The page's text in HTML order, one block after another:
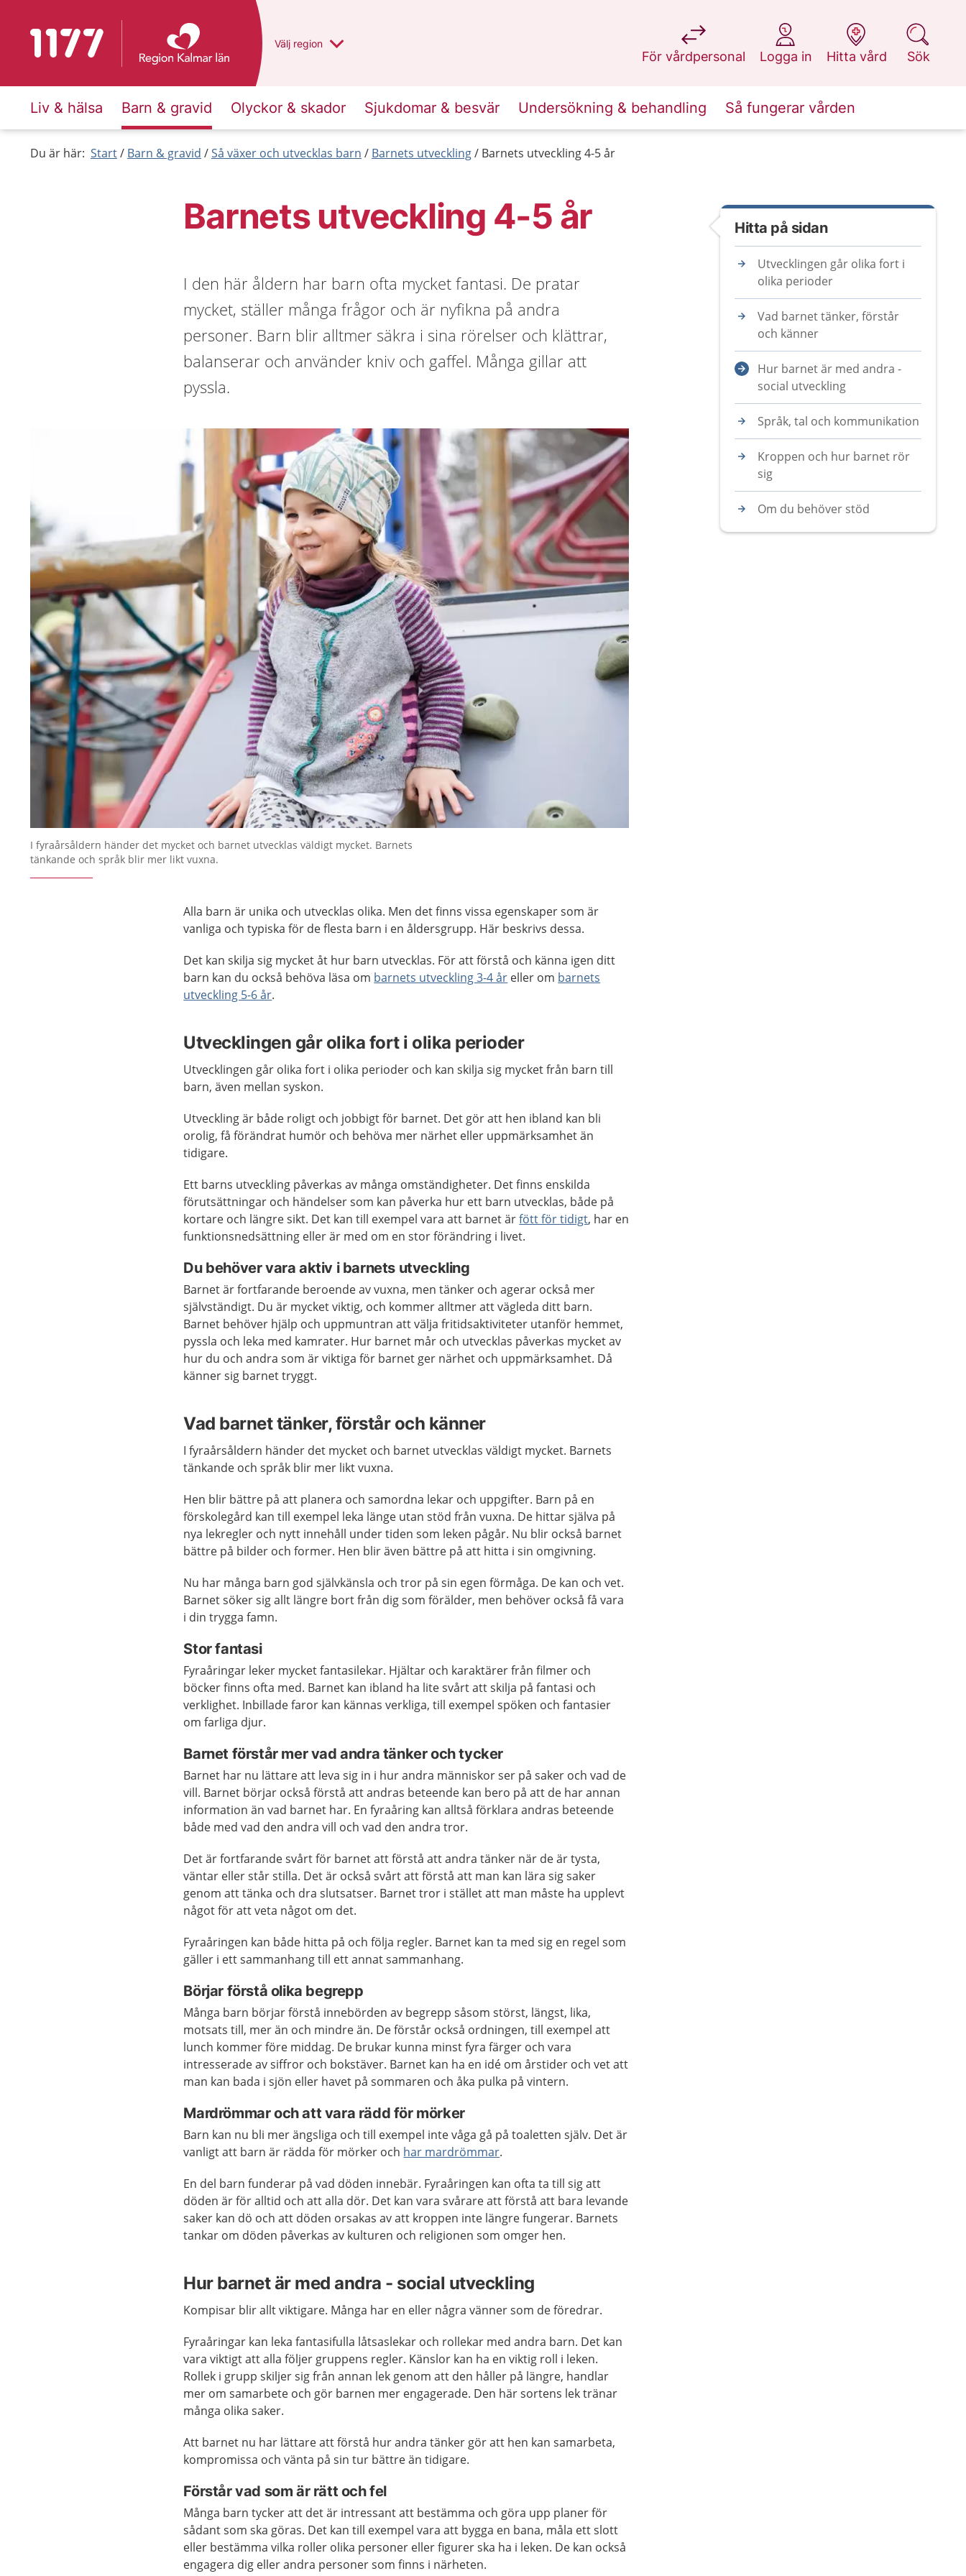
Till startsidan för 1177 Du har valt region
Välj en annan
region
För vårdpersonal
på 1177.se
Logga in
på 1177.se
Hitta vård
på 1177.se
Sök
på 1177.se
Liv & hälsa Barn & gravid Olyckor & skador Sjukdomar & besvär Undersökning & behandling Så fungerar vården
Du är här: Start Barn & gravid Så växer och utvecklas barn Barnets utveckling Barnets utveckling 4-5 år
Barnets utveckling 4-5 år
I den här åldern har barn ofta mycket fantasi. De pratar
mycket, ställer många frågor och är nyfikna på andra
personer. Barn blir alltmer säkra i sina rörelser och klättrar,
balanserar och använder kniv och gaffel. Många gillar att
pyssla.
I fyraårsåldern händer det mycket och barnet utvecklas väldigt mycket. Barnets
tänkande och språk blir mer likt vuxna.
Alla barn är unika och utvecklas olika. Men det finns vissa egenskaper som är
vanliga och typiska för de flesta barn i en åldersgrupp. Här beskrivs dessa.
Det kan skilja sig mycket åt hur barn utvecklas. För att förstå och känna igen ditt
barn kan du också behöva läsa om barnets utveckling 3-4 år eller om barnets
utveckling 5-6 år.
Utvecklingen går olika fort i olika perioder
Utvecklingen går olika fort i olika perioder och kan skilja sig mycket från barn till
barn, även mellan syskon.
Utveckling är både roligt och jobbigt för barnet. Det gör att hen ibland kan bli
orolig, få förändrat humör och behöva mer närhet eller uppmärksamhet än
tidigare.
Ett barns utveckling påverkas av många omständigheter. Det finns enskilda
förutsättningar och händelser som kan påverka hur ett barn utvecklas, både på
kortare och längre sikt. Det kan till exempel vara att barnet ärfött för tidigt, har en
funktionsnedsättning eller är med om en stor förändring i livet.
Du behöver vara aktiv i barnets utveckling
Barnet är fortfarande beroende av vuxna, men tänker och agerar också mer
självständigt. Du är mycket viktig, och kommer alltmer att vägleda ditt barn.
Barnet behöver hjälp och uppmuntran att välja fritidsaktiviteter utanför hemmet,
pyssla och leka med kamrater. Hur barnet mår och utvecklas påverkas mycket av
hur du och andra som är viktiga för barnet ger närhet och uppmärksamhet. Då
känner sig barnet tryggt.
Vad barnet tänker, förstår och känner
I fyraårsåldern händer det mycket och barnet utvecklas väldigt mycket. Barnets
tänkande och språk blir mer likt vuxna.
Hen blir bättre på att planera och samordna lekar och uppgifter. Barn på en
förskolegård kan till exempel leka länge utan stöd från vuxna. De hittar själva på
nya lekregler och nytt innehåll under tiden som leken pågår. Nu blir också barnet
bättre på bilder och former. Hen blir även bättre på att hitta i sin omgivning.
Nu har många barn god självkänsla och tror på sin egen förmåga. De kan och vet.
Barnet söker sig allt längre bort från dig som förälder, men behöver också få vara
i din trygga famn.
Stor fantasi
Fyraåringar leker mycket fantasilekar. Hjältar och karaktärer från filmer och
böcker finns ofta med. Barnet kan ibland ha lite svårt att skilja på fantasi och
verklighet. Inbillade faror kan kännas verkliga, till exempel spöken och fantasier
om farliga djur.
Barnet förstår mer vad andra tänker och tycker
Barnet har nu lättare att leva sig in i hur andra människor ser på saker och vad de
vill. Barnet börjar också förstå att andras beteende kan bero på att de har annan
information än vad barnet har. En fyraåring kan alltså förklara andras beteende
både med vad den andra vill och vad den andra tror.
Det är fortfarande svårt för barnet att förstå att andra tänker när de är tysta,
väntar eller står stilla. Det är också svårt att förstå att man kan lära sig saker
genom att tänka och dra slutsatser. Barnet tror i stället att man måste ha upplevt
något för att veta något om det.
Fyraåringen kan både hitta på och följa regler. Barnet kan ta med sig en regel som
gäller i ett sammanhang till ett annat sammanhang.
Börjar förstå olika begrepp
Många barn börjar förstå innebörden av begrepp såsom störst, längst, lika,
motsats till, mer än och mindre än. De förstår också ordningen, till exempel att
lunch kommer före middag. De brukar kunna minst fyra färger och vara
intresserade av siffror och bokstäver. Barnet kan ha en idé om årstider och vet att
man kan bada i sjön eller havet på sommaren och åka pulka på vintern.
Mardrömmar och att vara rädd för mörker
Barn kan nu bli mer ängsliga och till exempel inte våga gå på toaletten själv. Det är
vanligt att barn är rädda för mörker och har mardrömmar.
En del barn funderar på vad döden innebär. Fyraåringen kan ofta ta till sig att
döden är för alltid och att alla dör. Det kan vara svårare att förstå att bara levande
saker kan dö och att döden orsakas av att kroppen inte längre fungerar. Barnets
tankar om döden påverkas av kulturen och religionen som omger hen.
Hur barnet är med andra - social utveckling
Kompisar blir allt viktigare. Många har en eller några vänner som de föredrar.
Fyraåringar kan leka fantasifulla låtsaslekar och rollekar med andra barn. Det kan
vara viktigt att alla följer gruppens regler. Känslor kan ha en viktig roll i leken.
Rollek i grupp skiljer sig från annan lek genom att den håller på längre, handlar
mer om samarbete och gör barnen mer engagerade. Den här sortens lek tränar
många olika saker.
Att barnet nu har lättare att förstå hur andra tänker gör att hen kan samarbeta,
kompromissa och vänta på sin tur bättre än tidigare.
Förstår vad som är rätt och fel
Många barn tycker att det är intressant att bestämma och göra upp planer för
sådant som ska göras. Det kan till exempel vara att bygga en bana, måla ett slott
eller bestämma vilka roller olika personer eller figurer ska ha i leken. De kan också
engagera dig eller andra personer som finns i närheten.
Hitta på sidan
Utvecklingen går olika fort i
olika perioder
Vad barnet tänker, förstår
och känner
Hur barnet är med andra -
social utveckling
Språk, tal och kommunikation
Kroppen och hur barnet rör
sig
Om du behöver stöd